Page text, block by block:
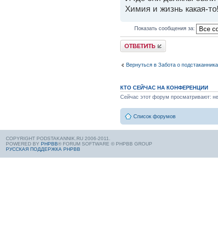
Химия и жизнь какая-
Показать сообщения за:
Вернуться в Забота о
КТО СЕЙЧАС НА КОНФЕРЕНЦИИ
Сейчас этот форум просматривают:
Список форумов
COPYRIGHT PODSTAKANNIK.RU 2006-2011.
POWERED BY PHPBB® FORUM SOFTWARE © PHPBB GROUP
РУССКАЯ ПОДДЕРЖКА PHPBB